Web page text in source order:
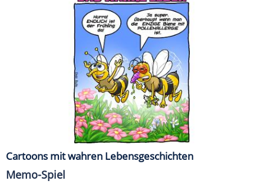
Cartoons mit wahren Lebensgeschichten
Memo-Spiel